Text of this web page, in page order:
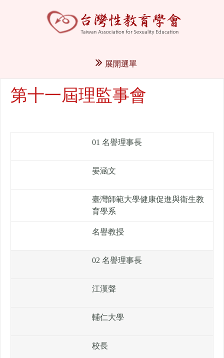
展開選單
第十一屆理監事會
01 名譽理事長
晏涵文
臺灣師範大學健康促進與衛生教
育學系
名譽教授
02 名譽理事長
江漢聲
輔仁大學
校長